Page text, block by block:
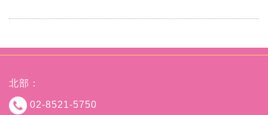
北部：
02-8521-5750